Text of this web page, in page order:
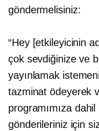
göndermelisiniz:
“Hey [etkileyicinin
çok sevdiğinize ve
yayınlamak
tazminat ödeyerek
programımıza
gönderileriniz için